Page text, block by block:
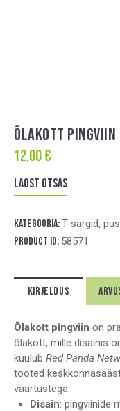
ÕLAKOTT PINGVIIN
12,00€
Laost otsas
Kategooria:T-särgid,
Product ID: 58571
KIRJELDUS
Õlakott pingviin on
õlakott, mille disainis
kuulub Red Panda
tooted
väärtustega.
Disain: pingviinide